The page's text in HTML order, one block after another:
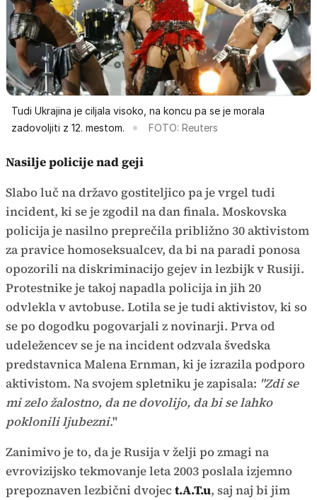
Tudi Ukrajina je ciljala visoko, na koncu pa se je morala
zadovoljiti z 12. mestom.
FOTO: Reuters
Nasilje policije nad geji
Slabo luč na državo gostiteljico pa je vrgel tudi
incident, ki se je zgodil na dan finala. Moskovska
policija je nasilno preprečila približno 30 aktivistom
za pravice homoseksualcev, da bi na paradi ponosa
opozorili na diskriminacijo gejev in lezbijk v Rusiji.
Protestnike je takoj napadla policija in jih 20
odvlekla v avtobuse. Lotila se je tudi aktivistov, ki so
se po dogodku pogovarjali z novinarji. Prva od
udeležencev se je na incident odzvala švedska
predstavnica Malena Ernman, ki je izrazila podporo
aktivistom. Na svojem spletniku je zapisala: "Zdi se
mi zelo žalostno, da ne dovolijo, da bi se lahko
poklonili ljubezni."
Zanimivo je to, da je Rusija v želji po zmagi na
evrovizijsko tekmovanje leta 2003 poslala izjemno
prepoznaven lezbični dvoject.A.T.u, saj naj bi jim